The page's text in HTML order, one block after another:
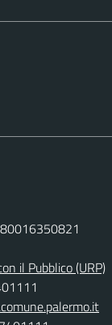
il Pubblico (URP)